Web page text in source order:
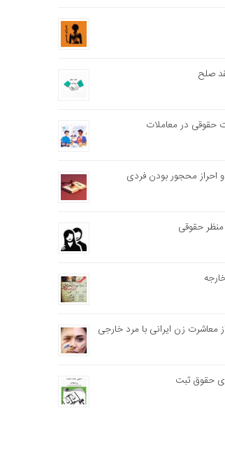
صلح
حقوقی در معاملات
محجور بودن فردی
منظر حقوقی
معاشرت زن ایرانی با مرد خارجی
حقوق ثبت